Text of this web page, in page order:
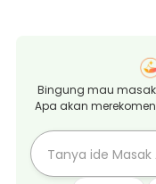
Bingung mau
Apa akan